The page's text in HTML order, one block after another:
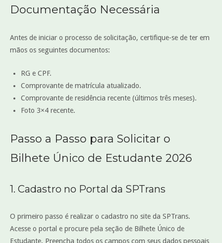
Documentação Necessária
Antes de iniciar o processo de solicitação, certifique-se de ter em
mãos os seguintes documentos:
RG e CPF.
Comprovante de matrícula atualizado.
Comprovante de residência recente (últimos três meses).
Foto 3×4 recente.
Passo a Passo para Solicitar o
Bilhete Único de Estudante 2026
1. Cadastro no Portal da SPTrans
O primeiro passo é realizar o cadastro no site da SPTrans.
Acesse o portal e procure pela seção de Bilhete Único de
Estudante. Preencha todos os campos com seus dados pessoais